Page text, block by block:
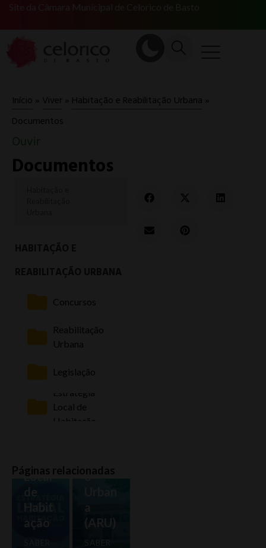
Início » Viver » Habitação e Reabilitação Urbana »
Documentos
Documentos
Concursos
Reabilitação
Urbana
Legislação
Estratégia
Local de
Habitação
Páginas relacionadas
Local
o
Urban
(ARU)
SABER